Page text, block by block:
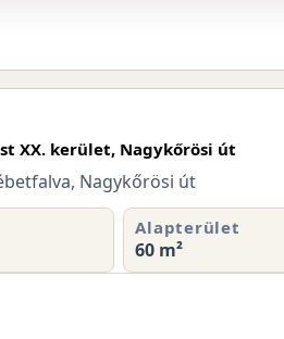
XX. kerület, Nagykőrösi út
Nagykőrösi út
Alapterület
60 m²